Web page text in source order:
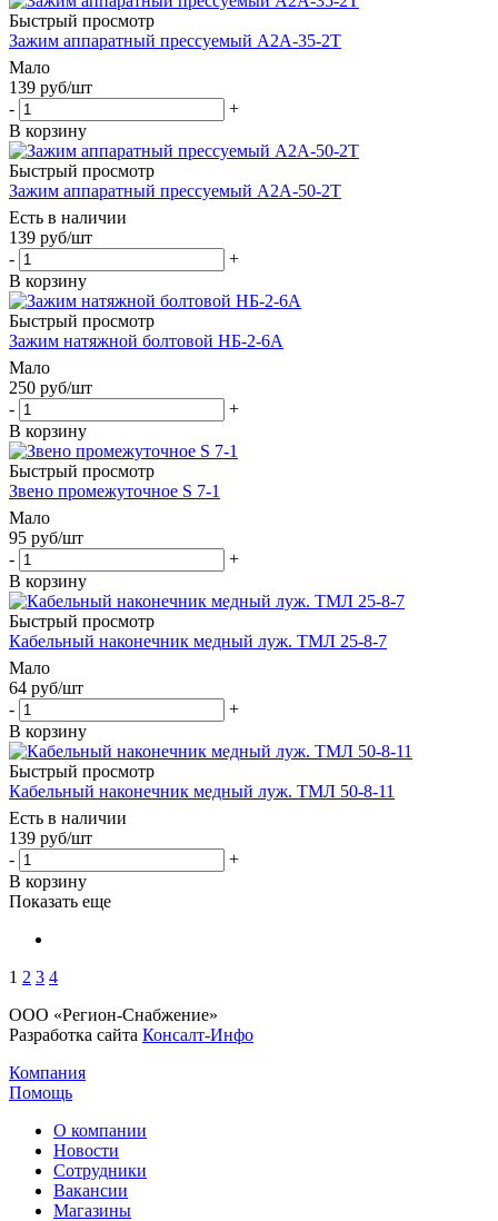
Быстрый просмотр
Зажим аппаратный прессуемый А2А-35-2Т
Мало
139 руб/шт
-
+
В корзину
Быстрый просмотр
Зажим аппаратный прессуемый А2А-50-2Т
Есть в наличии
139 руб/шт
-
+
В корзину
Быстрый просмотр
Зажим натяжной болтовой НБ-2-6А
Мало
250 руб/шт
-
+
В корзину
Быстрый просмотр
Звено промежуточное S 7-1
Мало
95 руб/шт
-
+
В корзину
Быстрый просмотр
Кабельный наконечник медный луж. ТМЛ 25-8-7
Мало
64 руб/шт
-
+
В корзину
Быстрый просмотр
Кабельный наконечник медный луж. ТМЛ 50-8-11
Есть в наличии
139 руб/шт
-
+
В корзину
Показать еще
1 2 3 4
ООО «Регион-Снабжение»
Разработка сайта Консалт-Инфо
Компания
Помощь
О компании
Новости
Сотрудники
Вакансии
Магазины